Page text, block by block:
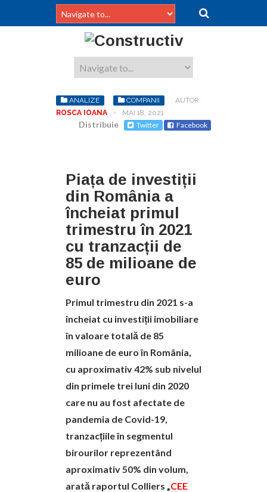
ANALIZE COMPANII
AUTOR:
ROSCA IOANA
- MAI 18, 2021
Distribuie Twitter Facebook
Piața de investiții
din România a
încheiat primul
trimestru în 2021
cu tranzacții de
85 de milioane de
euro
Primul trimestru din 2021 s-a
încheiat cu investiții imobiliare
în valoare totală de 85
milioane de euro în România,
cu aproximativ 42% sub nivelul
din primele trei luni din 2020
care nu au fost afectate de
pandemia de Covid-19,
tranzacțiile în segmentul
birourilor reprezentând
aproximativ 50% din volum,
arată raportul Colliers „CEE